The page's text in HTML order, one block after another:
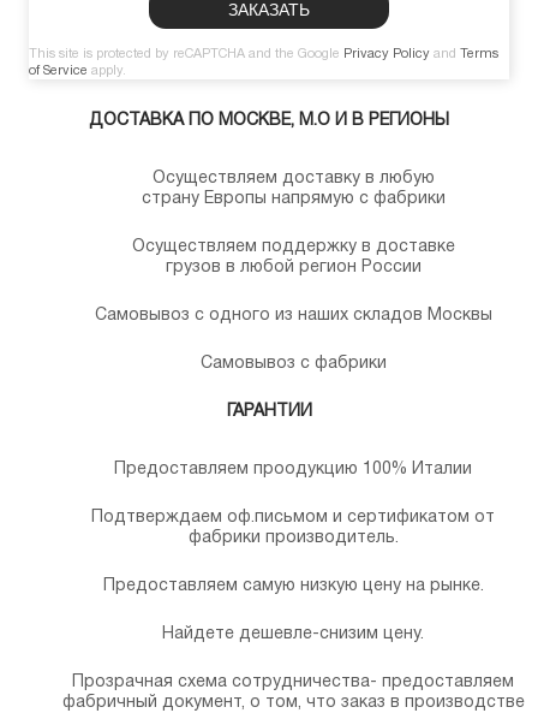
This site is protected by reCAPTCHA and the Google Privacy Policy and
Terms
of Service apply.
ДОСТАВКА ПО МОСКВЕ, М.О И В РЕГИОНЫ
Осуществляем доставку в любую
страну Европы напрямую с фабрики
Осуществляем поддержку в доставке
грузов в любой регион России
Самовывоз с одного из наших складов Москвы
Самовывоз с фабрики
ГАРАНТИИ
Предоставляем проодукцию 100% Италии
Подтверждаем оф.письмом и сертификатом от
фабрики производитель.
Предоставляем самую низкую цену на рынке.
Найдете дешевле-снизим цену.
Прозрачная схема сотрудничества- предоставляем
фабричный документ, о том, что заказ в производстве